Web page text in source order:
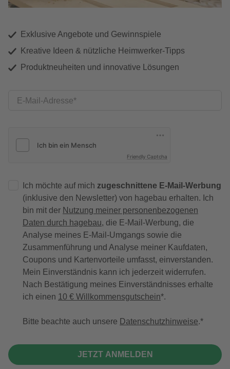
Exklusive Angebote und Gewinnspiele
Kreative Ideen & nützliche Heimwerker-Tipps
Produktneuheiten und innovative Lösungen
E-Mail-Adresse
Friendly Captcha
Ich möchte auf mich zugeschnittene E-Mail-Werbung
(inklusive den Newsletter) von hagebau erhalten. Ich
bin mit der Nutzung meiner personenbezogenen
Daten durch hagebau, die E-Mail-Werbung, die
Analyse meines E-Mail-Umgangs sowie die
Zusammenführung und Analyse meiner Kaufdaten,
Coupons und Kartenvorteile umfasst, einverstanden.
Mein Einverständnis kann ich jederzeit widerrufen.
Nach Bestätigung meines Einverständnisses erhalte
ich einen 10 € Willkommensgutschein*.
Bitte beachte auch unsere Datenschutzhinweise.
JETZT ANMELDEN